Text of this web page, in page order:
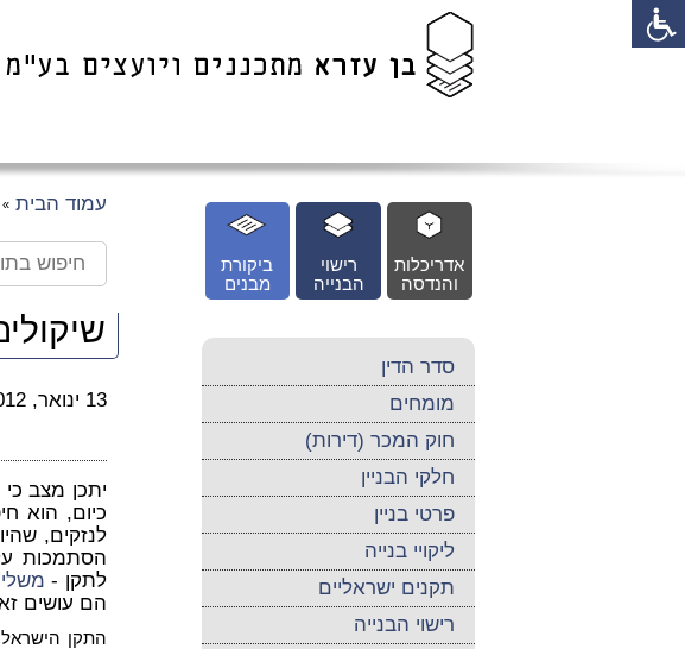
עמוד הבית »
13 ינואר, 2012
יתכן מצב
כיום, הוא
לנזקים,
הסתמכות
לתקן - משלי
הם עושים
התקן
ביקורת
מבנים
רישוי
הבנייה
אדריכלות
והנדסה
סדר הדין
מומחים
חוק המכר (דירות)
חלקי הבניין
פרטי בניין
ליקויי בנייה
תקנים ישראליים
רישוי הבנייה